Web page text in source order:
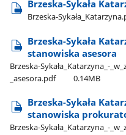
Brzeska-Sykała
Brzeska-
Brzeska-Sykała
stanowiska asesora
Brzeska-Sykała​_Katarzyna​_-​
_asesora.pdf
0.14MB
Brzeska-Sykała
stanowiska
Brzeska-Sykała​_Katarzyna​_-​